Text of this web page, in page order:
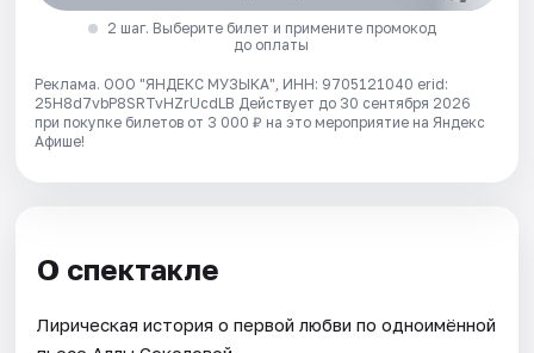
2 шаг. Выберите билет и примените промокод
до оплаты
Реклама. ООО "ЯНДЕКС МУЗЫКА", ИНН: 9705121040 erid:
25H8d7vbP8SRTvHZrUcdLB Действует до 30 сентября 2026
при покупке билетов от 3 000 ₽ на это мероприятие на Яндекс
Афише!
О спектакле
Лирическая история о первой любви по одноимённой